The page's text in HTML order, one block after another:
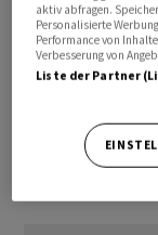
Aus
diesen Jahr ein
eingerichtet ist.
Direktorin für
aktiv abfragen.
Personalisierte
Performance von
Verbesserung von
Liste der Partner